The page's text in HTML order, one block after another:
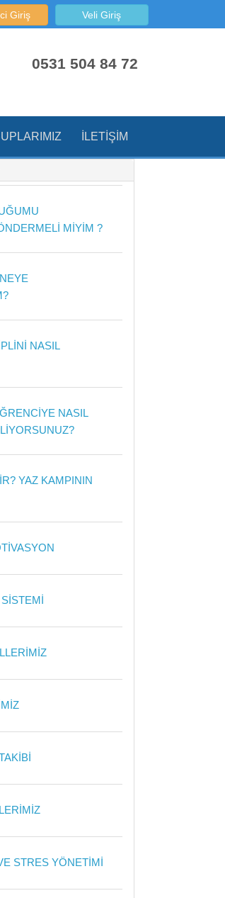
Giriş Veli Giriş
0531 504 84 72
İLETIŞIM
MİYİM ?
NASIL
NASIL
YAZ KAMPININ
STRES YÖNETİMİ